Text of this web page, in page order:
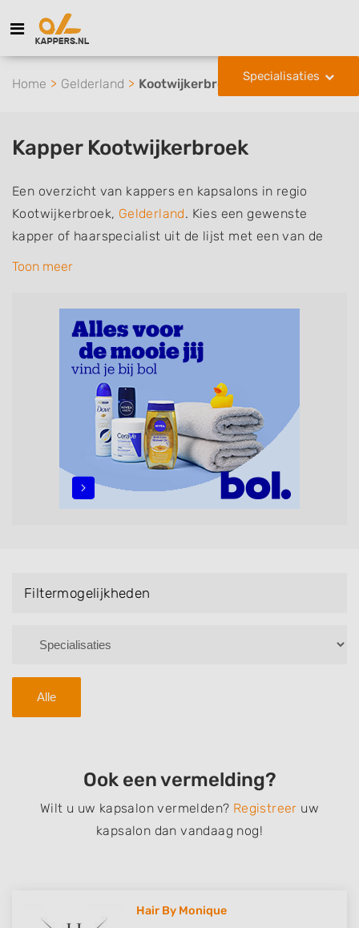
Specialisaties
Home Gelderland Kootwijkerbroek
Kapper Kootwijkerbroek
Een overzicht van kappers en kapsalons in regio
Kootwijkerbroek, Gelderland. Kies een gewenste
kapper of haarspecialist uit de lijst met een van de
volgende specialisaties of aantekeningen: mannen of
zonder afspraak terecht kunt. De vermelde kappers
kunnen uw haren wassen, knippen, föhnen en kleuren,
maar ook helpen met extensions, balyage, invlechten,
opsteken, weave, een keratinebehandeling, een
permanent, een bruidkapsel, make-up & visagie,
epileren, schoonheidsbehandelingen, het trimmen van
een baard en pruiken. U kunt de zoekresultaten
filteren met behulp van de specialisatie filter en u
Toon meer
Filtermogelijkheden
Alle
Ook een vermelding?
Wilt u uw kapsalon vermelden? Registreer uw
kapsalon dan vandaag nog!
Hair By Monique